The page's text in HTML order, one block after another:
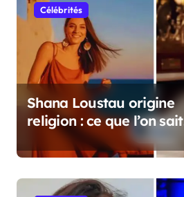
Célébrités
Shana Loustau origine
religion : ce que l’on sait
vraiment